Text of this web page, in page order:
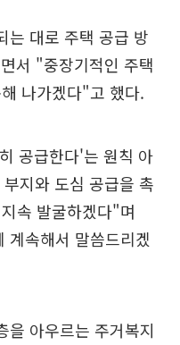
는 대로 주택 공급 방
서 "중장기적인 주택
나가겠다"고 했다.
공급한다'는 원칙 아
지와 도심 공급을 촉
속 발굴하겠다"며
계속해서 말씀드리겠
을 아우르는 주거복지